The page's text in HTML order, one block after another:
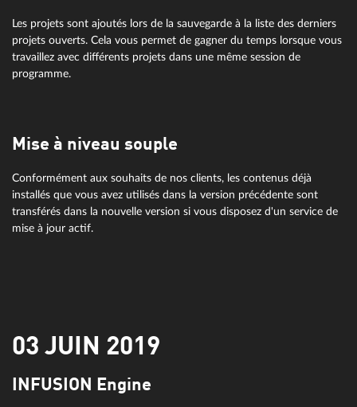
Les projets sont ajoutés lors de la sauvegarde à la liste des derniers
projets ouverts. Cela vous permet de gagner du temps lorsque vous
travaillez avec différents projets dans une même session de
programme.
Mise à niveau souple
Conformément aux souhaits de nos clients, les contenus déjà
installés que vous avez utilisés dans la version précédente sont
transférés dans la nouvelle version si vous disposez d'un service de
mise à jour actif.
03 JUIN 2019
INFUSION Engine